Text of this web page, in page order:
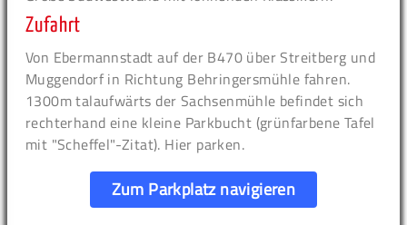
Zufahrt
Von Ebermannstadt auf der B470 über Streitberg und
Muggendorf in Richtung Behringersmühle fahren.
1300m talaufwärts der Sachsenmühle befindet sich
rechterhand eine kleine Parkbucht (grünfarbene Tafel
mit "Scheffel"-Zitat). Hier parken.
Zum Parkplatz navigieren